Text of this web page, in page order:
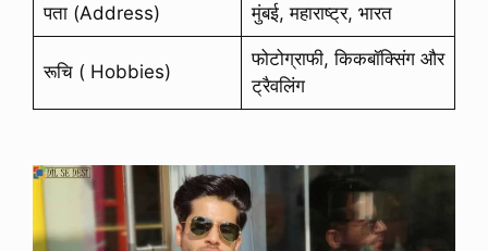
पता (Address) मुंबई, महाराष्ट्र, भारत
रूचि ( Hobbies)
फोटोग्राफी, किकबॉक्सिंग और
ट्रैवलिंग